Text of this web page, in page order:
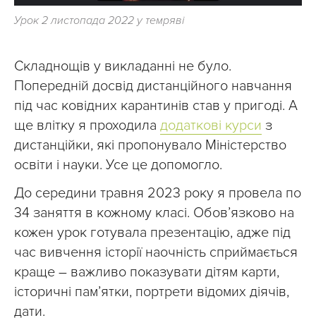
Урок 2 листопада 2022 у темряві
Складнощів у викладанні не було.
Попередній досвід дистанційного навчання
під час ковідних карантинів став у пригоді. А
ще влітку я проходила додаткові курси з
дистанційки, які пропонувало Міністерство
освіти і науки. Усе це допомогло.
До середини травня 2023 року я провела по
34 заняття в кожному класі. Обов’язково на
кожен урок готувала презентацію, адже під
час вивчення історії наочність сприймається
краще – важливо показувати дітям карти,
історичні пам’ятки, портрети відомих діячів,
дати.